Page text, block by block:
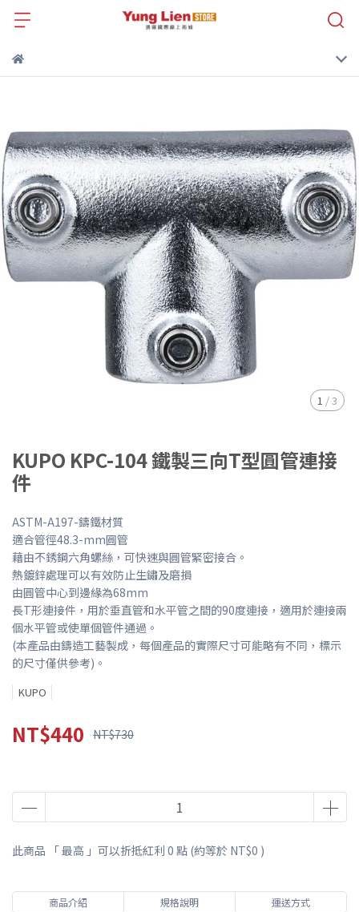
1 /3
KUPO KPC-104 鐵製三向T型圓管連接
件
ASTM-A197-鑄鐵材質
適合管徑48.3-mm圓管
藉由不銹鋼六角螺絲，可快速與圓管緊密接合。
熱鍍鋅處理可以有效防止生鏽及磨損
由圓管中心到邊緣為68mm
長T形連接件，用於垂直管和水平管之間的90度連接，適用於連接兩
個水平管或使單個管件通過。
(本產品由鑄造工藝製成，每個產品的實際尺寸可能略有不同，標示
的尺寸僅供參考)。
KUPO
NT$440 NT$730
此商品 「 最高 」可以折抵紅利 0 點 (約等於 NT$0 )
商品介紹 規格說明 運送方式